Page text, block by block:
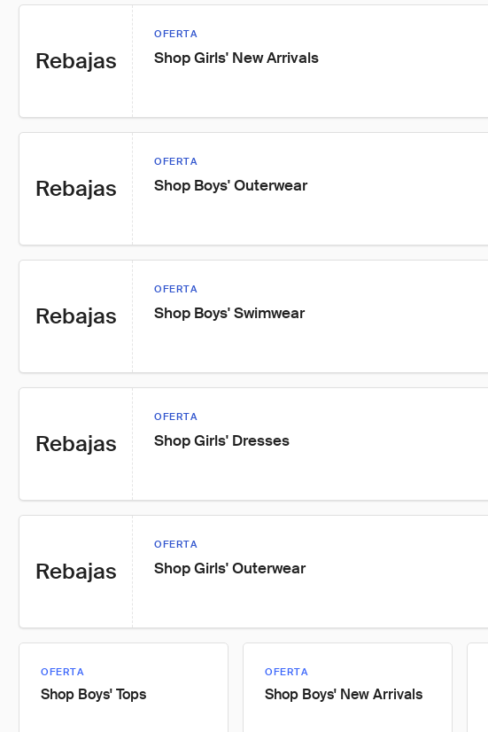
Rebajas
OFERTA
Shop Girls' New Arrivals
Rebajas
OFERTA
Shop Boys' Outerwear
Rebajas
OFERTA
Shop Boys' Swimwear
Rebajas
OFERTA
Shop Girls' Dresses
Rebajas
OFERTA
Shop Girls' Outerwear
OFERTA
Shop Boys' Tops
OFERTA
Shop Boys' New Arrivals